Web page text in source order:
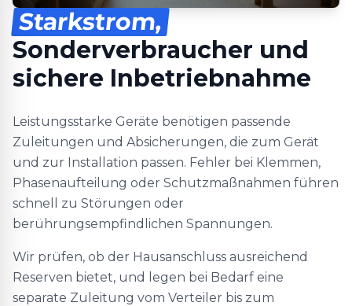
Starkstrom,
Sonderverbraucher und
sichere Inbetriebnahme
Leistungsstarke Geräte benötigen passende
Zuleitungen und Absicherungen, die zum Gerät
und zur Installation passen. Fehler bei Klemmen,
Phasenaufteilung oder Schutzmaßnahmen führen
schnell zu Störungen oder
berührungsempfindlichen Spannungen.
Wir prüfen, ob der Hausanschluss ausreichend
Reserven bietet, und legen bei Bedarf eine
separate Zuleitung vom Verteiler bis zum